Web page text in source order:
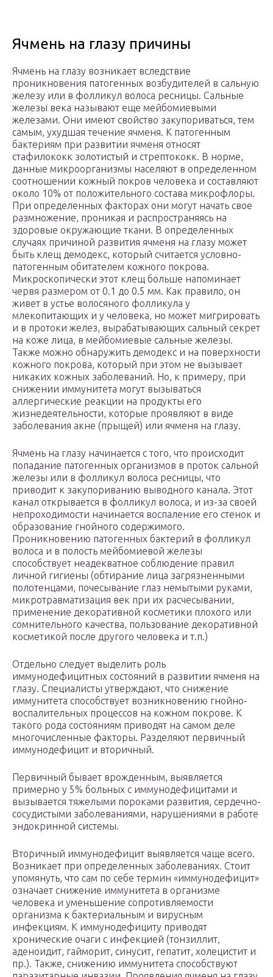
Ячмень на глазу причины
Ячмень на глазу возникает вследствие
проникновения патогенных возбудителей в сальную
железу или в фолликул волоса ресницы. Сальные
железы века называют еще мейбомиевыми
железами. Они имеют свойство закупориваться, тем
самым, ухудшая течение ячменя. К патогенным
бактериям при развитии ячменя относят
стафилококк золотистый и стрептококк. В норме,
данные микроорганизмы населяют в определенном
соотношении кожный покров человека и составляют
около 10% от положительного состава микрофлоры.
При определенных факторах они могут начать свое
размножение, проникая и распространяясь на
здоровые окружающие ткани. В определенных
случаях причиной развития ячменя на глазу может
быть клещ демодекс, который считается условно-
патогенным обитателем кожного покрова.
Микроскопически этот клещ больше напоминает
червя размером от 0.1 до 0.5 мм. Как правило, он
живет в устье волосяного фолликула у
млекопитающих и у человека, но может мигрировать
и в протоки желез, вырабатывающих сальный секрет
на коже лица, в мейбомиевые сальные железы.
Также можно обнаружить демодекс и на поверхности
кожного покрова, который при этом не вызывает
никаких кожных заболеваний. Но, к примеру, при
снижении иммунитета могут вызываться
аллергические реакции на продукты его
жизнедеятельности, которые проявляют в виде
заболевания акне (прыщей) или ячменя на глазу.
Ячмень на глазу начинается с того, что происходит
попадание патогенных организмов в проток сальной
железы или в фолликул волоса ресницы, что
приводит к закупориванию выводного канала. Этот
канал открывается в фолликул волоса, и из-за своей
непроходимости начинается воспаление его стенок и
образование гнойного содержимого.
Проникновению патогенных бактерий в фолликул
волоса и в полость мейбомиевой железы
способствует неадекватное соблюдение правил
личной гигиены (обтирание лица загрязненными
полотенцами, почесывание глаз немытыми руками,
микротравматизация век при их расчесывании,
применение декоративной косметики плохого или
сомнительного качества, пользование декоративной
косметикой после другого человека и т.п.)
Отдельно следует выделить роль
иммунодефицитных состояний в развитии ячменя на
глазу. Специалисты утверждают, что снижение
иммунитета способствует возникновению гнойно-
воспалительных процессов на кожном покрове. К
такого рода состояниям приводят на самом деле
многочисленные факторы. Разделяют первичный
иммунодефицит и вторичный.
Первичный бывает врожденным, выявляется
примерно у 5% больных с иммунодефицитами и
вызывается тяжелыми пороками развития, сердечно-
сосудистыми заболеваниями, нарушениями в работе
эндокринной системы.
Вторичный иммунодефицит выявляется чаще всего.
Возникает при определенных заболеваниях. Стоит
упомянуть, что сам по себе термин «иммунодефицит»
означает снижение иммунитета в организме
человека и уменьшение сопротивляемости
организма к бактериальным и вирусным
инфекциям. К иммунодефициту приводят
хронические очаги с инфекцией (тонзиллит,
аденоидит, гайморит, синусит, гепатит, холецистит и
пр.). Также, снижению иммунитета способствуют